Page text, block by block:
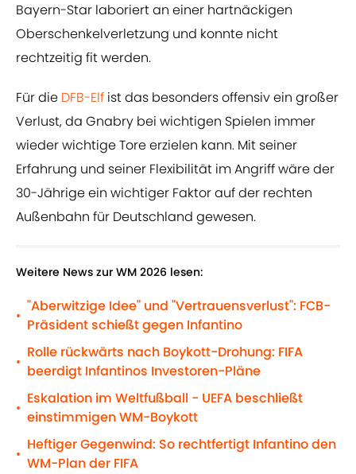
Bayern-Star laboriert an einer hartnäckigen
Oberschenkelverletzung und konnte nicht
rechtzeitig fit werden.
Für die DFB-Elf ist das besonders offensiv ein großer
Verlust, da Gnabry bei wichtigen Spielen immer
wieder wichtige Tore erzielen kann. Mit seiner
Erfahrung und seiner Flexibilität im Angriff wäre der
30-Jährige ein wichtiger Faktor auf der rechten
Außenbahn für Deutschland gewesen.
Weitere News zur WM 2026 lesen:
•
"Aberwitzige Idee" und "Vertrauensverlust": FCB-
Präsident schießt gegen Infantino
•
Rolle rückwärts nach Boykott-Drohung: FIFA
beerdigt Infantinos Investoren-Pläne
•
Eskalation im Weltfußball - UEFA beschließt
einstimmigen WM-Boykott
•
Heftiger Gegenwind: So rechtfertigt Infantino den
WM-Plan der FIFA